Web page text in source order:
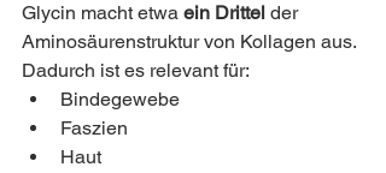
Glycin macht etwa ein Drittel der
Aminosäurenstruktur von Kollagen aus.
Dadurch ist es relevant für:
Bindegewebe
Faszien
Haut